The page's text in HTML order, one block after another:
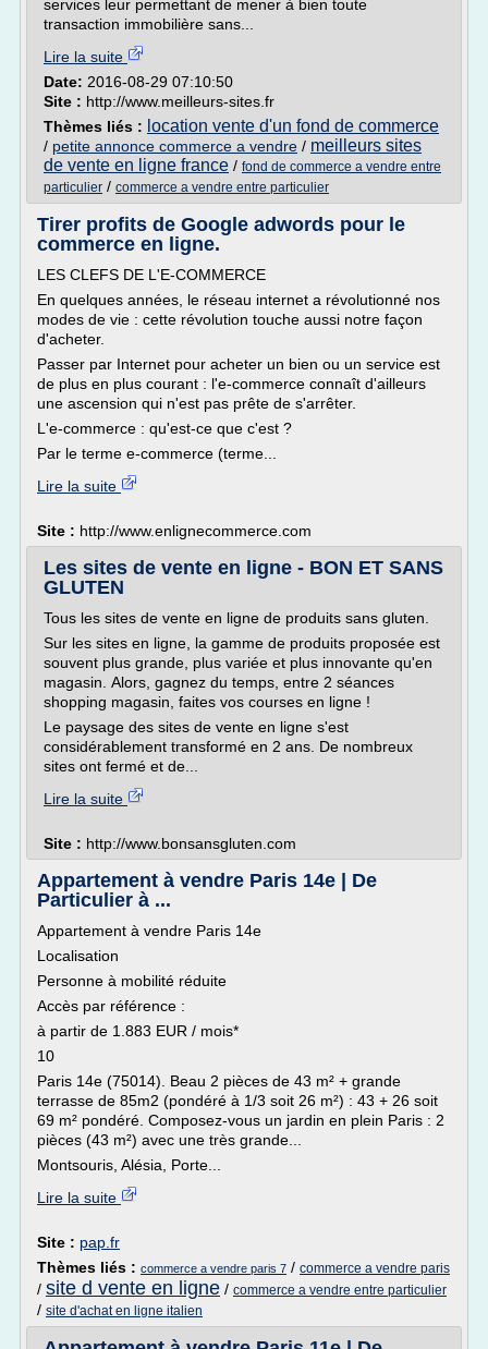
services leur permettant de mener à bien toute
transaction immobilière sans...
Lire la suite
Date: 2016-08-29 07:10:50
Site : http://www.meilleurs-sites.fr
Thèmes liés : location vente d'un fond de commerce
/ petite annonce commerce a vendre / meilleurs sites
de vente en ligne france / fond de commerce a vendre entre
particulier / commerce a vendre entre particulier
Tirer profits de Google adwords pour le
commerce en ligne.
LES CLEFS DE L'E-COMMERCE
En quelques années, le réseau internet a révolutionné nos
modes de vie : cette révolution touche aussi notre façon
d'acheter.
Passer par Internet pour acheter un bien ou un service est
de plus en plus courant : l'e-commerce connaît d'ailleurs
une ascension qui n'est pas prête de s'arrêter.
L'e-commerce : qu'est-ce que c'est ?
Par le terme e-commerce (terme...
Lire la suite
Site : http://www.enlignecommerce.com
Les sites de vente en ligne - BON ET SANS
GLUTEN
Tous les sites de vente en ligne de produits sans gluten.
Sur les sites en ligne, la gamme de produits proposée est
souvent plus grande, plus variée et plus innovante qu'en
magasin. Alors, gagnez du temps, entre 2 séances
shopping magasin, faites vos courses en ligne !
Le paysage des sites de vente en ligne s'est
considérablement transformé en 2 ans. De nombreux
sites ont fermé et de...
Lire la suite
Site : http://www.bonsansgluten.com
Appartement à vendre Paris 14e | De
Particulier à ...
Appartement à vendre Paris 14e
Localisation
Personne à mobilité réduite
Accès par référence :
à partir de 1.883 EUR / mois*
10
Paris 14e (75014). Beau 2 pièces de 43 m² + grande
terrasse de 85m2 (pondéré à 1/3 soit 26 m²) : 43 + 26 soit
69 m² pondéré. Composez-vous un jardin en plein Paris : 2
pièces (43 m²) avec une très grande...
Montsouris, Alésia, Porte...
Lire la suite
Site : pap.fr
Thèmes liés : commerce a vendre paris 7 / commerce a vendre paris
/ site d vente en ligne / commerce a vendre entre particulier
/ site d'achat en ligne italien